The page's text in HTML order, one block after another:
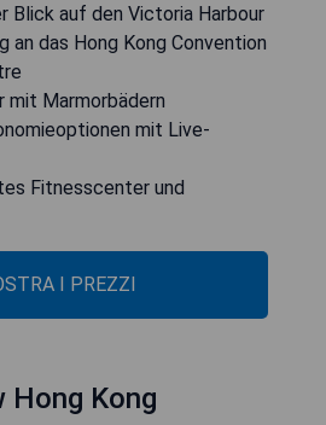
Blick auf den Victoria Harbour
an das Hong Kong Convention
mit Marmorbädern
mit Live-
Fitnesscenter und
I PREZZI
Hong Kong